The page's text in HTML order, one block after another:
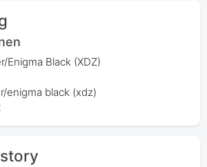
Enigma Black (XDZ)
enigma black (xdz)